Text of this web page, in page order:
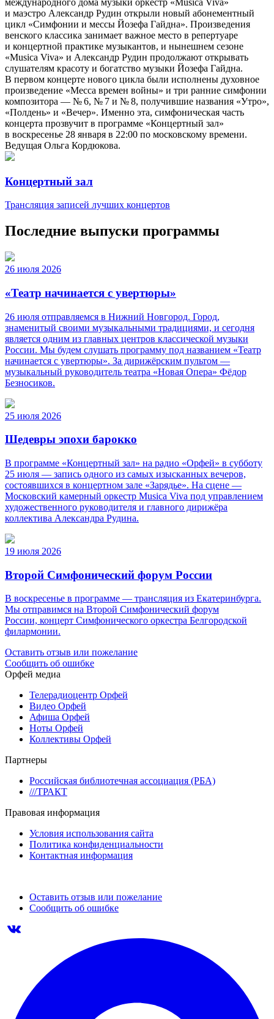
и маэстро Александр Рудин открыли новый абонементный
цикл «Симфонии и мессы Йозефа Гайдна». Произведения
венского классика занимает важное место в репертуаре
и концертной практике музыкантов, и нынешнем сезоне
«Мusica Viva» и Александр Рудин продолжают открывать
слушателям красоту и богатство музыки Йозефа Гайдна.
В первом концерте нового цикла были исполнены духовное
произведение «Месса времен войны» и три ранние симфонии
композитора — № 6, № 7 и № 8, получившие названия «Утро»,
«Полдень» и «Вечер». Именно эта, симфоническая часть
концерта прозвучит в программе «Концертный зал»
в воскресенье 28 января в 22:00 по московскому времени.
Ведущая Ольга Кордюкова.
Концертный зал
Трансляция записей лучших концертов
Последние выпуски программы
26 июля 2026
«Театр начинается с увертюры»
26 июля отправляемся в Нижний Новгород. Город,
знаменитый своими музыкальными традициями, и сегодня
является одним из главных центров классической музыки
России. Мы будем слушать программу под названием «Театр
начинается с увертюры». За дирижёрским пультом —
музыкальный руководитель театра «Новая Опера» Фёдор
Безносиков.
25 июля 2026
Шедевры эпохи барокко
В программе «Концертный зал» на радио «Орфей» в субботу
25 июля — запись одного из самых изысканных вечеров,
состоявшихся в концертном зале «Зарядье». На сцене —
Московский камерный оркестр Musica Viva под управлением
художественного руководителя и главного дирижёра
коллектива Александра Рудина.
19 июля 2026
Второй Симфонический форум России
В воскресенье в программе — трансляция из Екатеринбурга.
Мы отправимся на Второй Симфонический форум
России, концерт Симфонического оркестра Белгородской
филармонии.
Оставить отзыв или пожелание
Сообщить об ошибке
Орфей медиа
Телерадиоцентр Орфей
Видео Орфей
Афиша Орфей
Ноты Орфей
Коллективы Орфей
Партнеры
Российская библиотечная ассоциация (РБА)
///ТРАКТ
Правовая информация
Условия использования сайта
Политика конфиденциальности
Контактная информация
Оставить отзыв или пожелание
Сообщить об ошибке